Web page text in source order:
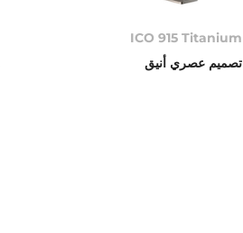
ICO 915 Titanium
تصميم عصري أنيق